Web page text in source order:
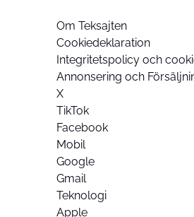
Om Teksajten
Cookiedeklaration
Integritetspolicy och
Annonsering och
X
TikTok
Facebook
Mobil
Google
Gmail
Teknologi
Apple